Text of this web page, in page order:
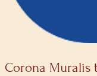
Corona Muralis